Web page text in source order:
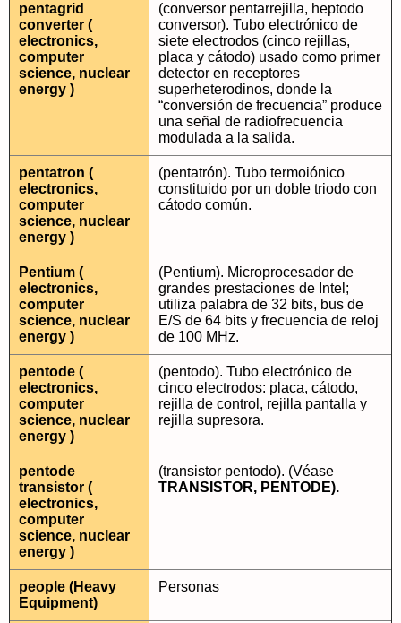
pentagrid
converter (
electronics,
computer
science, nuclear
energy )
(conversor pentarrejilla, heptodo
conversor). Tubo electrónico de
siete electrodos (cinco rejillas,
placa y cátodo) usado como primer
detector en receptores
superheterodinos, donde la
“conversión de frecuencia” produce
una señal de radiofrecuencia
modulada a la salida.
pentatron (
electronics,
computer
science, nuclear
energy )
(pentatrón). Tubo termoiónico
constituido por un doble triodo con
cátodo común.
Pentium (
electronics,
computer
science, nuclear
energy )
(Pentium). Microprocesador de
grandes prestaciones de Intel;
utiliza palabra de 32 bits, bus de
E/S de 64 bits y frecuencia de reloj
de 100 MHz.
pentode (
electronics,
computer
science, nuclear
energy )
(pentodo). Tubo electrónico de
cinco electrodos: placa, cátodo,
rejilla de control, rejilla pantalla y
rejilla supresora.
pentode
transistor (
electronics,
computer
science, nuclear
energy )
(transistor pentodo). (Véase
TRANSISTOR, PENTODE).
people (Heavy
Equipment)
Personas